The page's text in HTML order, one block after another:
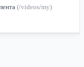
(/videos/my)